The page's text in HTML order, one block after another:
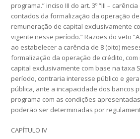
programa.” inciso III do art. 3º “III –
contados da formalização da operação
remuneração de capital exclusivamente
vigente nesse período.” Razões do veto
ao estabelecer a carência de 8 (oito)
formalização da operação de crédito,
capital exclusivamente com base na taxa
período, contraria interesse público e
pública, ante a incapacidade dos bancos
programa com as condições
poderão ser determinadas por
CAPÍTULO IV